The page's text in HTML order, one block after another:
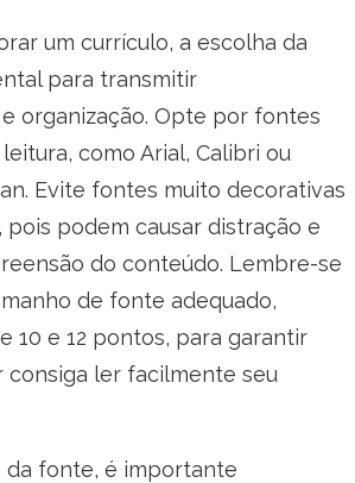
um currículo, a escolha da
para transmitir
organização. Opte por fontes
como Arial, Calibri ou
Evite fontes muito decorativas
pois podem causar distração e
do conteúdo. Lembre-se
de fonte adequado,
10 e 12 pontos, para garantir
consiga ler facilmente seu
da fonte, é importante